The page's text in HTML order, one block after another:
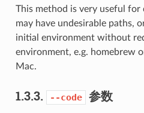
This method is very useful for
may have undesirable paths,
initial environment without
environment, e.g. homebrew
Mac.
1.3.3. --code 参数